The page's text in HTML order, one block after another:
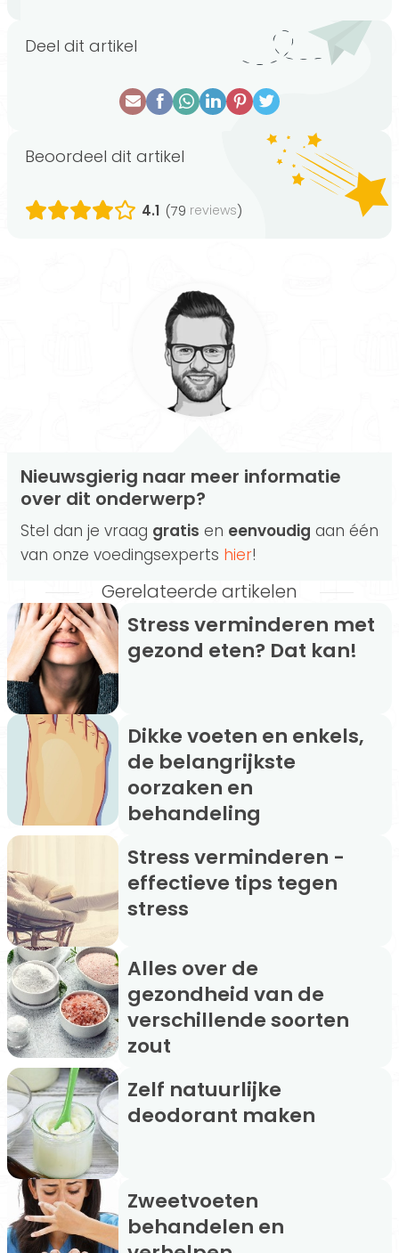
Deel dit artikel
Beoordeel dit artikel
4.1 (79 reviews)
Nieuwsgierig naar meer informatie
over dit onderwerp?
Stel dan je vraag gratis en eenvoudig aan één
van onze voedingsexperts hier!
Gerelateerde artikelen
Stress verminderen met
gezond eten? Dat kan!
Dikke voeten en enkels,
de belangrijkste
oorzaken en
behandeling
Stress verminderen -
effectieve tips tegen
stress
Alles over de
gezondheid van de
verschillende soorten
zout
Zelf natuurlijke
deodorant maken
Zweetvoeten
behandelen en